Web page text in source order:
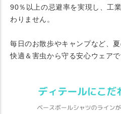
90％以上の忌避率を実現し、工
わりません。
毎日のお散歩やキャンプなど、
快適＆害虫から守る安心ウェアで